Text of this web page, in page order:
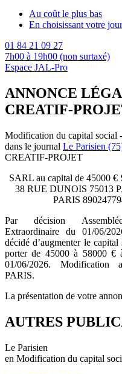
Au coût le plus bas
En choisissant votre
01 84 21 09 27
7h00 à 19h00 (non surtaxé)
Espace JAL-Pro
ANNONCE
CREATIF-
Modification du capital social
dans le journal Le Parisien
CREATIF-PROJET
SARL au capital de 45000 €
38 RUE DUNOIS 75013
PARIS
Par décision
Extraordinaire du 01/06/
décidé d’augmenter le
porter de 45000 à 58000 €
01/06/2026.
PARIS.
La présentation de votre
AUTRES
Le Parisien
en Modification du capital